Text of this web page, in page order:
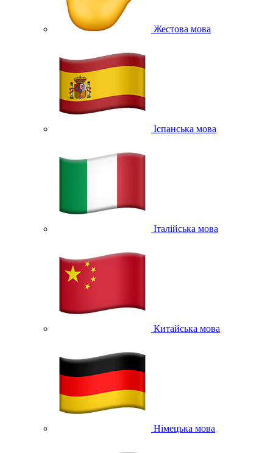
Жестова мова
Іспанська мова
Італійська мова
Китайська мова
Німецька мова